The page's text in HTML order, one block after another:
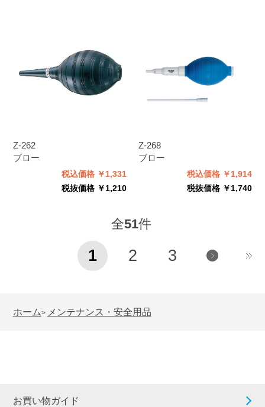
Z-262
ブロー
税込価格 ￥1,331
税抜価格 ￥1,210
Z-268
ブロー
税込価格 ￥1,914
税抜価格 ￥1,740
全51件
1 2 3
ホーム> メンテナンス・安全用品
お買い物ガイド